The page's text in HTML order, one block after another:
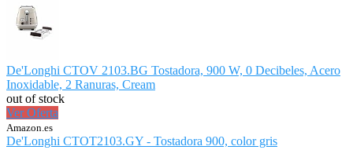
De'Longhi CTOV 2103.BG Tostadora, 900 W, 0 Decibeles, Acero
Inoxidable, 2 Ranuras, Cream
out of stock
Ver Oferta
Amazon.es
De'Longhi CTOT2103.GY - Tostadora 900, color gris